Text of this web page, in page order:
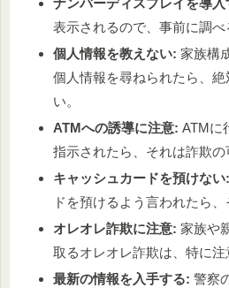
表示されるので、事前に調べ
個人情報を教えない: 家族構
個人情報を尋ねられたら、
い。
ATMへの誘導に注意: ATMに
指示されたら、それは詐欺の
キャッシュカードを預けない:
ドを預けるよう言われたら、
オレオレ詐欺に注意: 家族や
取るオレオレ詐欺は、特に注
最新の情報を入手する: 警察